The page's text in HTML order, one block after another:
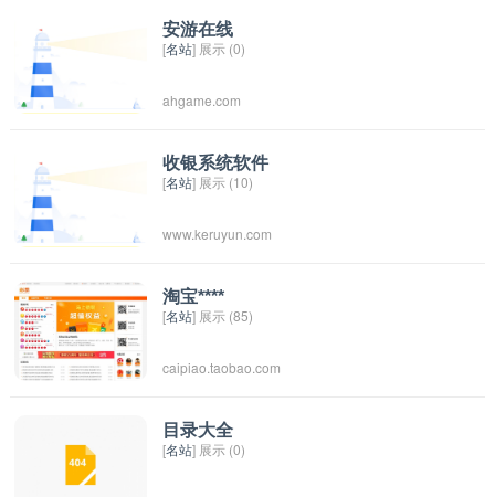
得。通过A2驾校的学习和培训，学员可以学习如
何安全地驾驶摩托车，并且为通过考试做好准
安游在线
[名站] 展示 (0)
ahgame.com
收银系统软件
[名站] 展示 (10)
www.keruyun.com
淘宝****
[名站] 展示 (85)
caipiao.taobao.com
目录大全
[名站] 展示 (0)